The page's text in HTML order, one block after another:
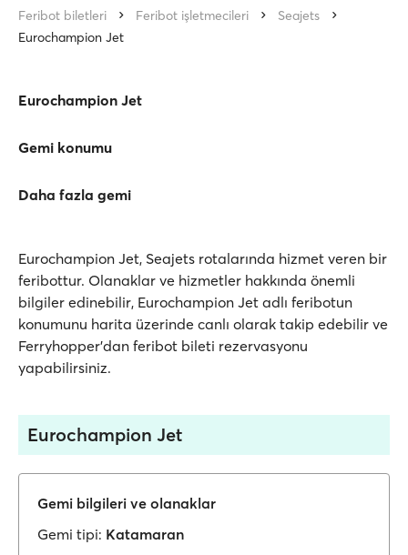
Feribot biletleri Feribot işletmecileri
Seajets
Eurochampion Jet
Eurochampion Jet
Gemi konumu
Daha fazla gemi
Eurochampion Jet, Seajets rotalarında hizmet veren bir
feribottur. Olanaklar ve hizmetler hakkında önemli
bilgiler edinebilir, Eurochampion Jet adlı feribotun
konumunu harita üzerinde canlı olarak takip edebilir ve
Ferryhopper'dan feribot bileti rezervasyonu
yapabilirsiniz.
Eurochampion Jet
Gemi bilgileri ve olanaklar
Gemi tipi: Katamaran